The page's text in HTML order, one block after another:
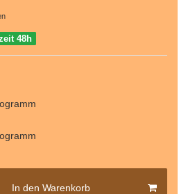
48h
In den Warenkorb